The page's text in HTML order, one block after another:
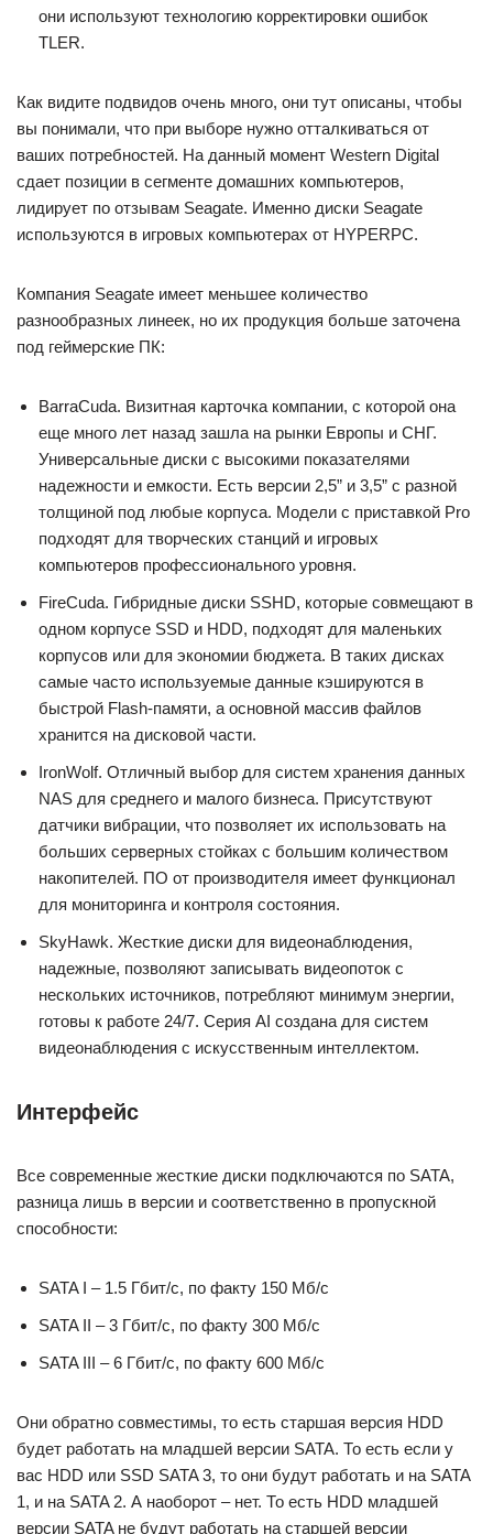
они используют технологию корректировки ошибок
TLER.
Как видите подвидов очень много, они тут описаны, чтобы
вы понимали, что при выборе нужно отталкиваться от
ваших потребностей. На данный момент Western Digital
сдает позиции в сегменте домашних компьютеров,
лидирует по отзывам Seagate. Именно диски Seagate
используются в игровых компьютерах от HYPERPC.
Компания Seagate имеет меньшее количество
разнообразных линеек, но их продукция больше заточена
под геймерские ПК:
BarraCuda. Визитная карточка компании, с которой она
еще много лет назад зашла на рынки Европы и СНГ.
Универсальные диски с высокими показателями
надежности и емкости. Есть версии 2,5” и 3,5” с разной
толщиной под любые корпуса. Модели с приставкой Pro
подходят для творческих станций и игровых
компьютеров профессионального уровня.
FireCuda. Гибридные диски SSHD, которые совмещают в
одном корпусе SSD и HDD, подходят для маленьких
корпусов или для экономии бюджета. В таких дисках
самые часто используемые данные кэшируются в
быстрой Flash-памяти, а основной массив файлов
хранится на дисковой части.
IronWolf. Отличный выбор для систем хранения данных
NAS для среднего и малого бизнеса. Присутствуют
датчики вибрации, что позволяет их использовать на
больших серверных стойках с большим количеством
накопителей. ПО от производителя имеет функционал
для мониторинга и контроля состояния.
SkyHawk. Жесткие диски для видеонаблюдения,
надежные, позволяют записывать видеопоток с
нескольких источников, потребляют минимум энергии,
готовы к работе 24/7. Серия AI создана для систем
видеонаблюдения с искусственным интеллектом.
Интерфейс
Все современные жесткие диски подключаются по SATA,
разница лишь в версии и соответственно в пропускной
способности:
SATA I – 1.5 Гбит/с, по факту 150 Мб/с
SATA II – 3 Гбит/с, по факту 300 Мб/с
SATA III – 6 Гбит/с, по факту 600 Мб/с
Они обратно совместимы, то есть старшая версия HDD
будет работать на младшей версии SATA. То есть если у
вас HDD или SSD SATA 3, то они будут работать и на SATA
1, и на SATA 2. А наоборот – нет. То есть HDD младшей
версии SATA не будут работать на старшей версии